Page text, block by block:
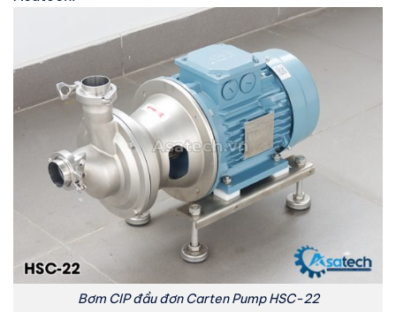
Bơm CIP đầu đơn Carten Pump HSC-22